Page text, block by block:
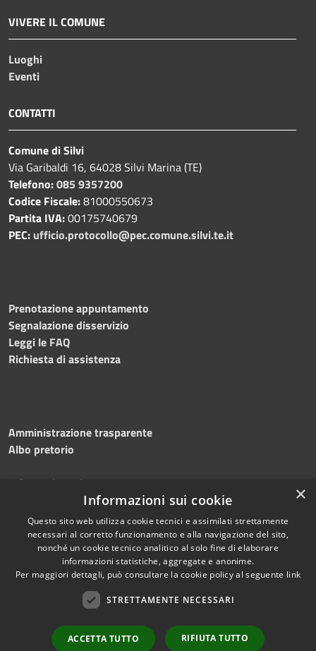
VIVERE IL COMUNE
Luoghi
Eventi
CONTATTI
Comune di Silvi
Via Garibaldi 16, 64028 Silvi Marina (TE)
Telefono:085 9357200
Codice Fiscale:81000550673
Partita IVA:00175740679
PEC: ufficio.protocollo@pec.comune.silvi.te.it
Prenotazione appuntamento
Segnalazione disservizio
Leggi le FAQ
Richiesta di assistenza
Amministrazione trasparente
Albo pretorio
Informativa privacy
Dichiarazione di accessibilità
Copyright © 2026 • Comune di
Silvi • Powered by
redazione
×
Informazioni sui cookie
Questo sito web utilizza cookie tecnici e assimilati strettamente
necessari al corretto funzionamento e alla navigazione del sito,
nonché un cookie tecnico analitico al solo fine di elaborare
informazioni statistiche, aggregate e anonime.
Per maggiori dettagli, può consultare la cookie policy al seguente link
STRETTAMENTE NECESSARI
ACCETTA TUTTO RIFIUTA TUTTO